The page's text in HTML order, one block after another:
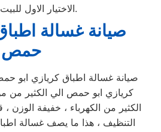
الاختيار الاول للبيت المصري.
حمص
كريازي ابو حمص الي الكثير من
الكثير من الكهرباء ، خفيفة الوزن
التنظيف ، هذا ما يصف غسالة